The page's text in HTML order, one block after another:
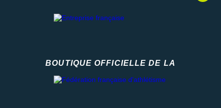
BOUTIQUE OFFICIELLE DE LA